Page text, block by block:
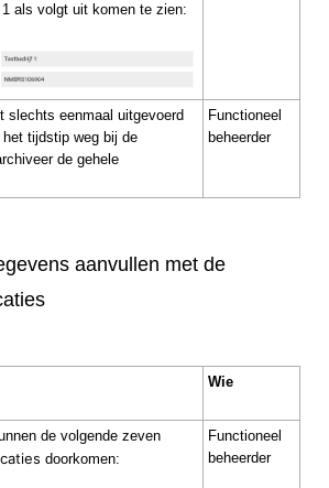
als volgt uit komen te zien:
slechts eenmaal uitgevoerd
tijdstip weg bij de
de gehele
Functioneel
beheerder
aanvullen met de
Wie
de volgende zeven
doorkomen:
Functioneel
beheerder